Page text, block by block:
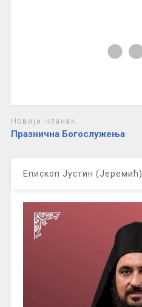
Новији чланак
Празнична Богослужења
Епископ Јустин (Јеремић)